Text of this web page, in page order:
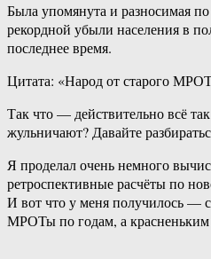
Была упомянута и
рекордной убыли населения в
последнее время.
Цитата: «Народ от старого
Так что — действительно всё
жульничают? Давайте
Я проделал очень немного
ретроспективные расчёты по
И вот что у меня получилось —
МРОТы по годам, а